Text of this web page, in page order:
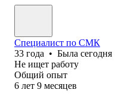
Специалист по СМК
33 года • Была сегодня
Не ищет работу
Общий опыт
6 лет 9 месяцев